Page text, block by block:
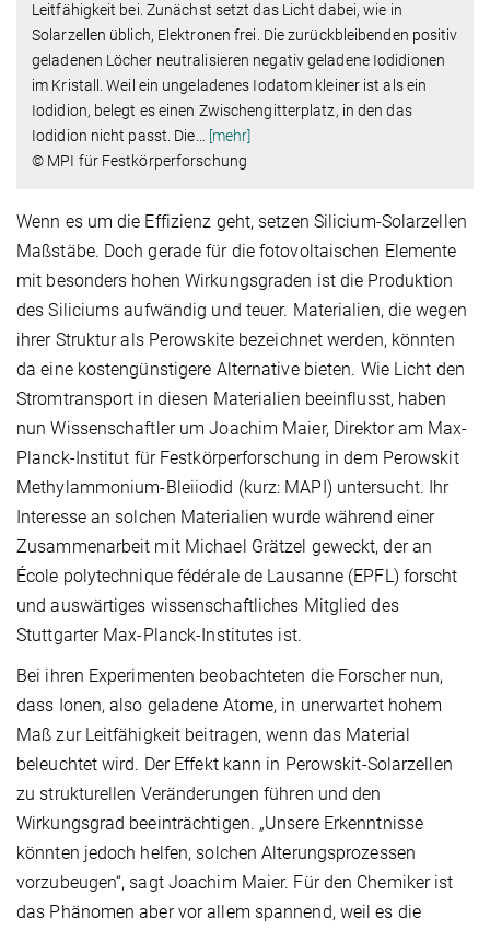
Leitfähigkeit bei. Zunächst setzt das Licht dabei, wie in
Solarzellen üblich, Elektronen frei. Die zurückbleibenden positiv
geladenen Löcher neutralisieren negativ geladene Iodidionen
im Kristall. Weil ein ungeladenes Iodatom kleiner ist als ein
Iodidion, belegt es einen Zwischengitterplatz, in den das
Iodidion nicht passt. Die
[mehr]
© MPI für Festkörperforschung
Wenn es um die Effizienz geht, setzen Silicium-Solarzellen
Maßstäbe. Doch gerade für die fotovoltaischen Elemente
mit besonders hohen Wirkungsgraden ist die Produktion
des Siliciums aufwändig und teuer. Materialien, die wegen
ihrer Struktur als Perowskite bezeichnet werden, könnten
da eine kostengünstigere Alternative bieten. Wie Licht den
Stromtransport in diesen Materialien beeinflusst, haben
nun Wissenschaftler um Joachim Maier, Direktor am Max-
Planck-Institut für Festkörperforschung in dem Perowskit
Methylammonium-Bleiiodid (kurz: MAPI) untersucht. Ihr
Interesse an solchen Materialien wurde während einer
Zusammenarbeit mit Michael Grätzel geweckt, der an
École polytechnique fédérale de Lausanne (EPFL) forscht
und auswärtiges wissenschaftliches Mitglied des
Stuttgarter Max-Planck-Institutes ist.
Bei ihren Experimenten beobachteten die Forscher nun,
dass Ionen, also geladene Atome, in unerwartet hohem
Maß zur Leitfähigkeit beitragen, wenn das Material
beleuchtet wird. Der Effekt kann in Perowskit-Solarzellen
zu strukturellen Veränderungen führen und den
Wirkungsgrad beeinträchtigen. „Unsere Erkenntnisse
könnten jedoch helfen, solchen Alterungsprozessen
vorzubeugen“, sagt Joachim Maier. Für den Chemiker ist
das Phänomen aber vor allem spannend, weil es die